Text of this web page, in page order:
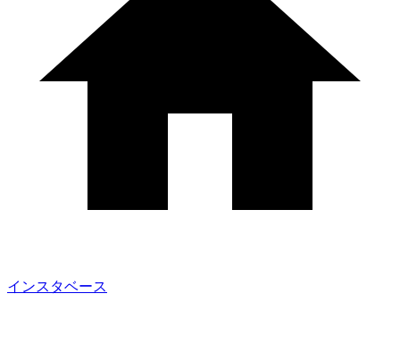
インスタベース